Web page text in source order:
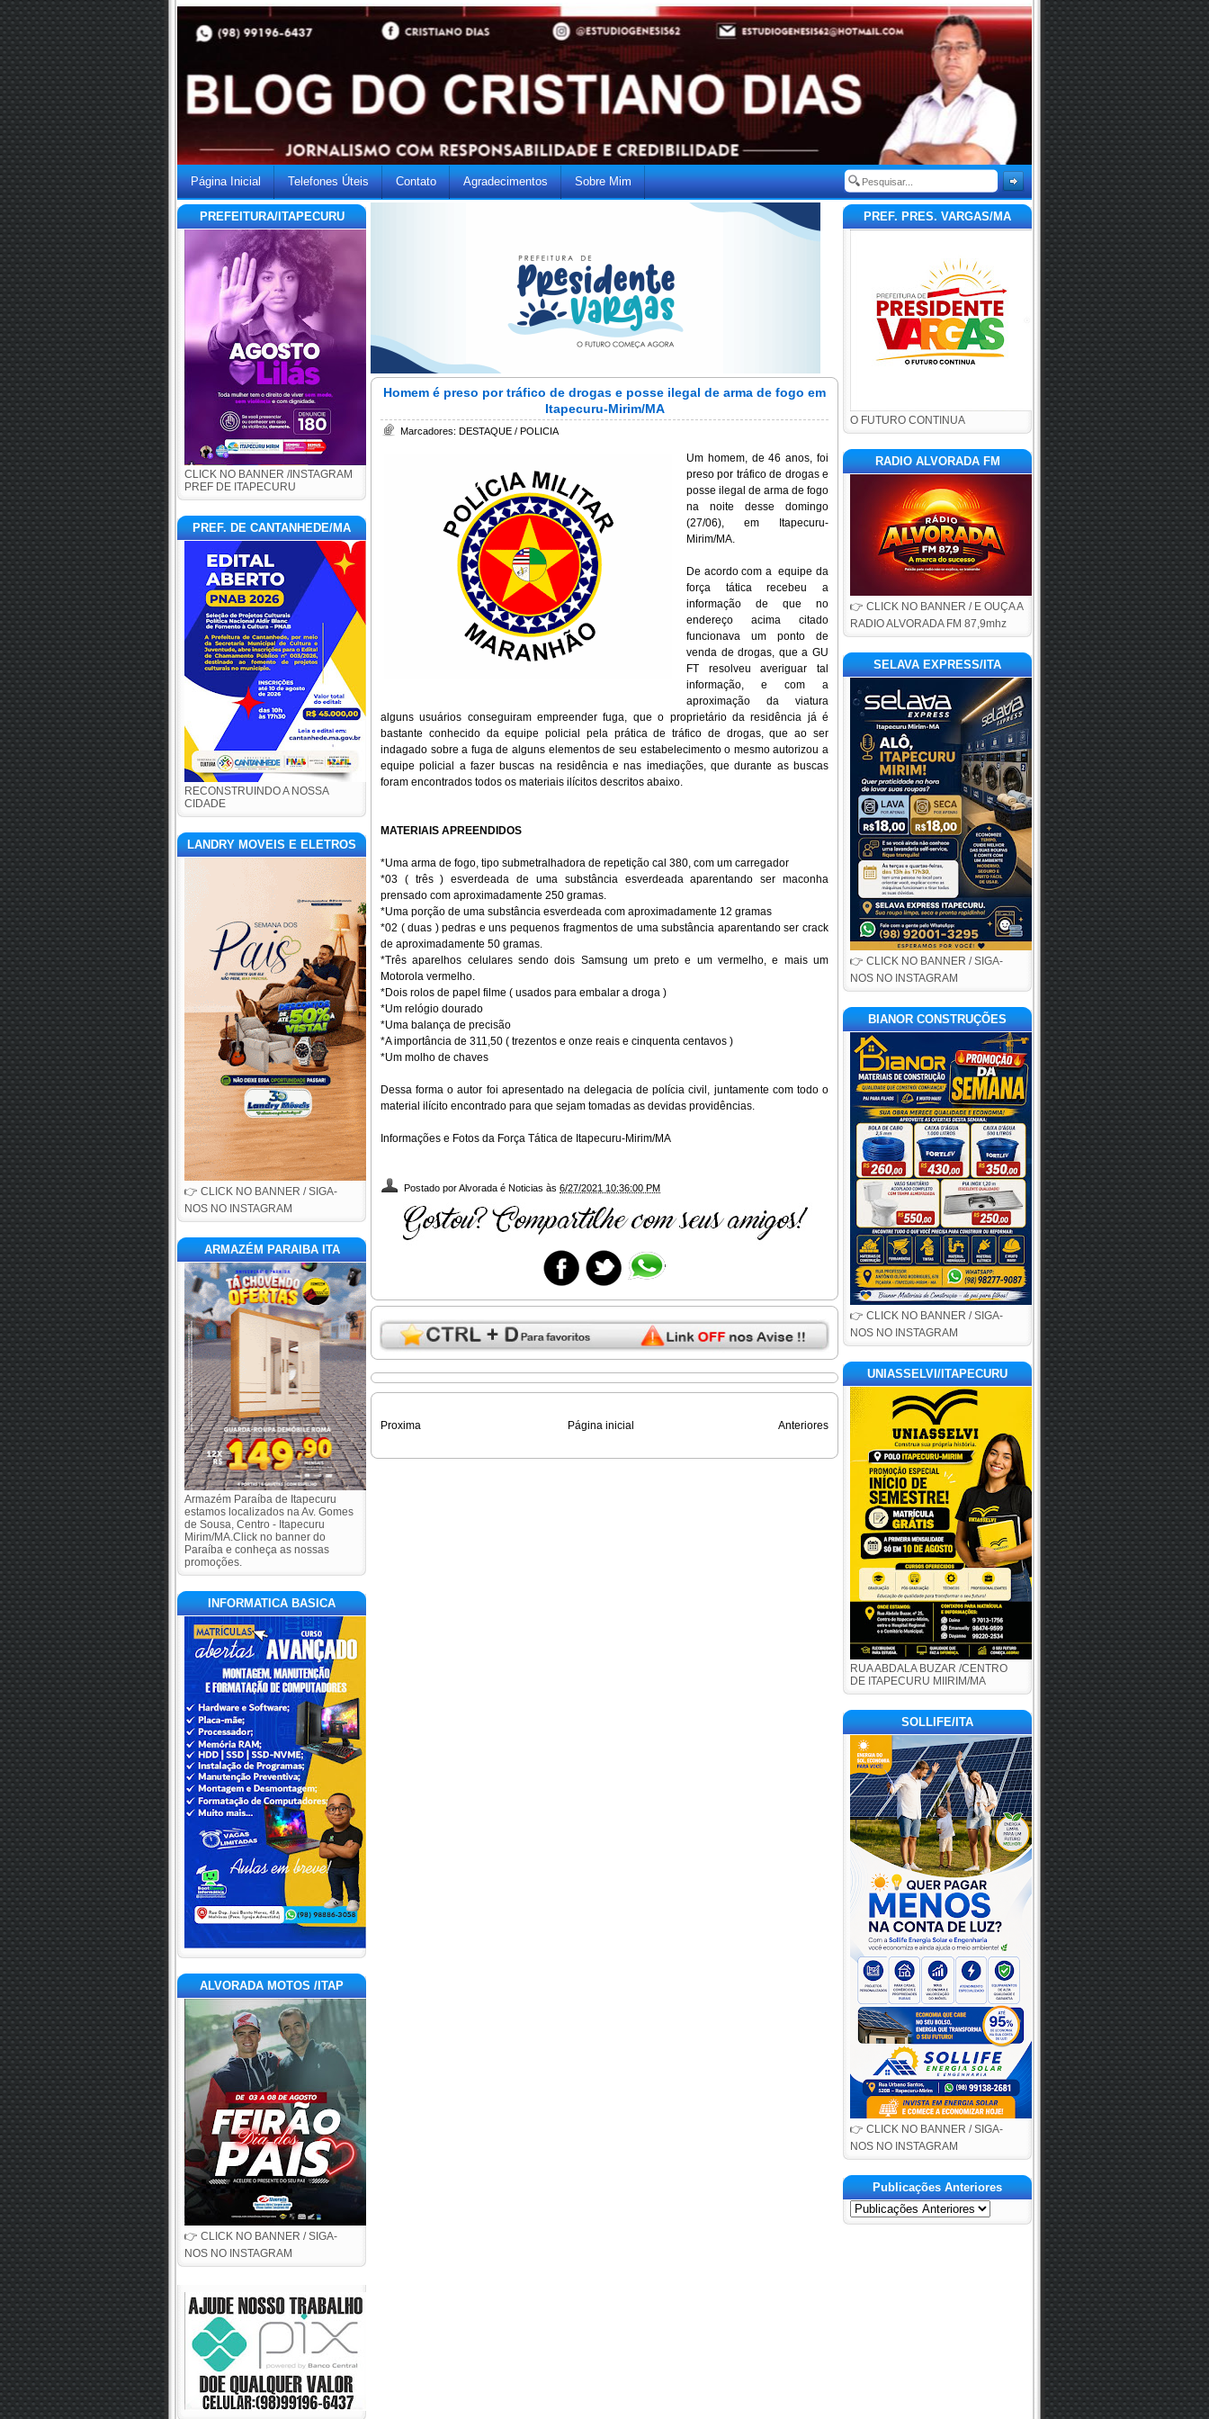
Página Inicial Telefones Úteis Contato Agradecimentos Sobre Mim
PREFEITURA/ITAPECURU
CLICK NO BANNER /INSTAGRAM
PREF DE ITAPECURU
PREF. DE CANTANHEDE/MA
RECONSTRUINDO A NOSSA
CIDADE
LANDRY MOVEIS E ELETROS
👉 CLICK NO BANNER / SIGA-
NOS NO INSTAGRAM
ARMAZÉM PARAIBA ITA
Armazém Paraíba de Itapecuru
estamos localizados na Av. Gomes
de Sousa, Centro - Itapecuru
Mirim/MA.Click no banner do
Paraíba e conheça as nossas
promoções.
INFORMATICA BASICA
ALVORADA MOTOS /ITAP
👉 CLICK NO BANNER / SIGA-
NOS NO INSTAGRAM
Homem é preso por tráfico de drogas e posse ilegal de arma de fogo em
Itapecuru-Mirim/MA
Marcadores: DESTAQUE / POLICIA
Um homem, de 46 anos, foi
preso por tráfico de drogas e
posse ilegal de arma de fogo
na noite desse domingo
(27/06), em Itapecuru-
Mirim/MA.
De acordo com a  equipe da
força tática recebeu a
informação de que no
endereço acima citado
funcionava um ponto de
venda de drogas, que a GU
FT resolveu averiguar tal
informação, e com a
aproximação da viatura
alguns usuários conseguiram empreender fuga, que o proprietário da residência já é
bastante conhecido da equipe policial pela prática de tráfico de drogas, que ao ser
indagado sobre a fuga de alguns elementos de seu estabelecimento o mesmo autorizou a
equipe policial a fazer buscas na residência e nas imediações, que durante as buscas
foram encontrados todos os materiais ilícitos descritos abaixo.
MATERIAIS APREENDIDOS
*Uma arma de fogo, tipo submetralhadora de repetição cal 380, com um carregador
*03 ( três ) esverdeada de uma substância esverdeada aparentando ser maconha
prensado com aproximadamente 250 gramas.
*Uma porção de uma substância esverdeada com aproximadamente 12 gramas
*02 ( duas ) pedras e uns pequenos fragmentos de uma substância aparentando ser crack
de aproximadamente 50 gramas.
*Três aparelhos celulares sendo dois Samsung um preto e um vermelho, e mais um
Motorola vermelho.
*Dois rolos de papel filme ( usados para embalar a droga )
*Um relógio dourado
*Uma balança de precisão
*A importância de 311,50 ( trezentos e onze reais e cinquenta centavos )
*Um molho de chaves
Dessa forma o autor foi apresentado na delegacia de polícia civil, juntamente com todo o
material ilícito encontrado para que sejam tomadas as devidas providências.
Informações e Fotos da Força Tática de Itapecuru-Mirim/MA
Postado porAlvorada é Noticias às 6/27/2021 10:36:00 PM
Proxima Anteriores
Página inicial
PREF. PRES. VARGAS/MA
O FUTURO CONTINUA
RADIO ALVORADA FM
👉 CLICK NO BANNER / E OUÇA A
RADIO ALVORADA FM 87,9mhz
SELAVA EXPRESS/ITA
👉 CLICK NO BANNER / SIGA-
NOS NO INSTAGRAM
BIANOR CONSTRUÇÕES
👉 CLICK NO BANNER / SIGA-
NOS NO INSTAGRAM
UNIASSELVI/ITAPECURU
RUA ABDALA BUZAR /CENTRO
DE ITAPECURU MIIRIM/MA
SOLLIFE/ITA
👉 CLICK NO BANNER / SIGA-
NOS NO INSTAGRAM
Publicações Anteriores